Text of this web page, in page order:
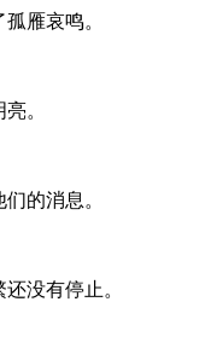
雁哀鸣。
。
的消息。
没有停止。